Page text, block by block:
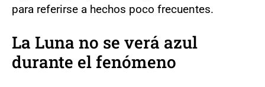
para referirse a hechos poco frecuentes.
La Luna no se verá azul
durante el fenómeno